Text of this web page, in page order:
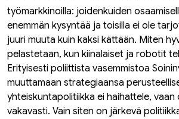
työmarkkinoilla: joidenkuiden
enemmän kysyntää ja toisilla ei ole
juuri muuta kuin kaksi kättään. Miten
pelastetaan, kun kiinalaiset ja robotit
Erityisesti poliittista vasemmistoa
muuttamaan strategiaansa
yhteiskuntapolitiikka ei haihattele,
vakavasti. Vain siten on järkevä